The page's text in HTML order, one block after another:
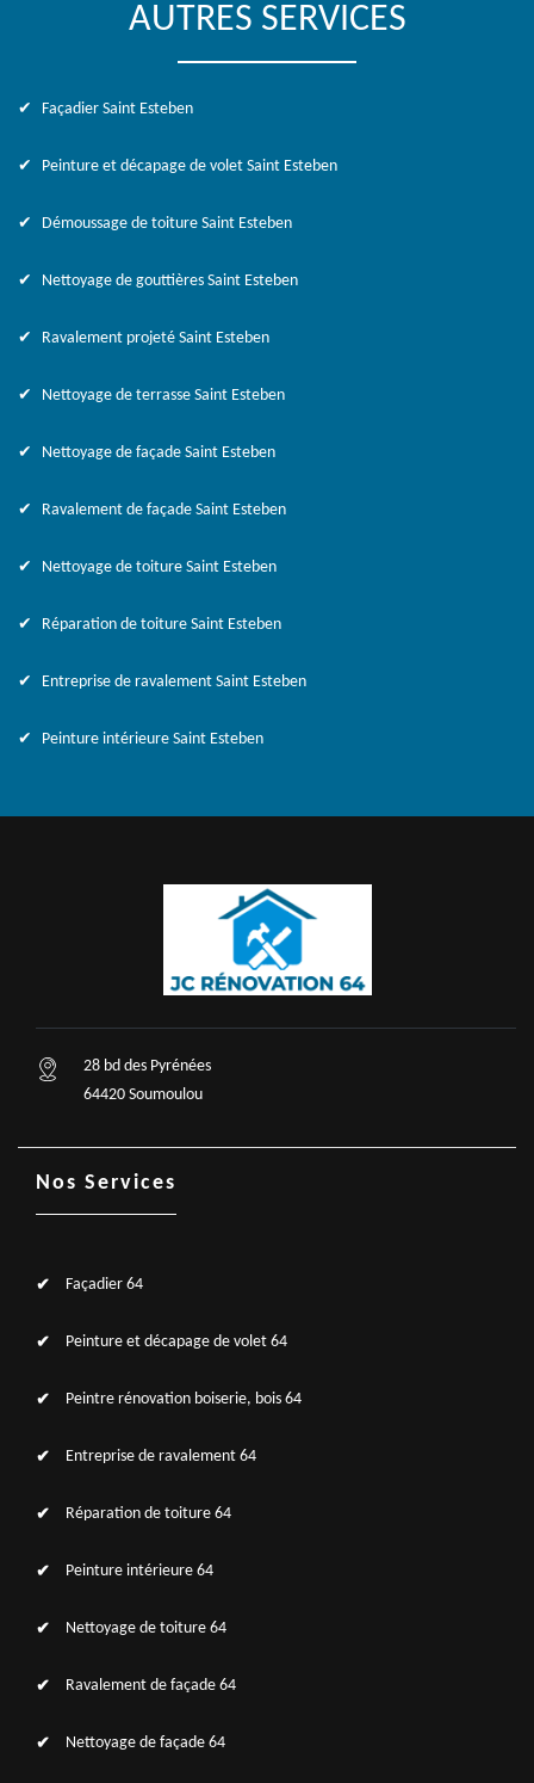
AUTRES SERVICES
Façadier Saint Esteben
Peinture et décapage de volet Saint Esteben
Démoussage de toiture Saint Esteben
Nettoyage de gouttières Saint Esteben
Ravalement projeté Saint Esteben
Nettoyage de terrasse Saint Esteben
Nettoyage de façade Saint Esteben
Ravalement de façade Saint Esteben
Nettoyage de toiture Saint Esteben
Réparation de toiture Saint Esteben
Entreprise de ravalement Saint Esteben
Peinture intérieure Saint Esteben
28 bd des Pyrénées
64420 Soumoulou
Nos Services
Façadier 64
Peinture et décapage de volet 64
Peintre rénovation boiserie, bois 64
Entreprise de ravalement 64
Réparation de toiture 64
Peinture intérieure 64
Nettoyage de toiture 64
Ravalement de façade 64
Nettoyage de façade 64